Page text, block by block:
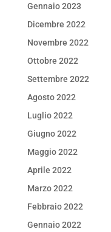
Gennaio 2023
Dicembre 2022
Novembre 2022
Ottobre 2022
Settembre 2022
Agosto 2022
Luglio 2022
Giugno 2022
Maggio 2022
Aprile 2022
Marzo 2022
Febbraio 2022
Gennaio 2022